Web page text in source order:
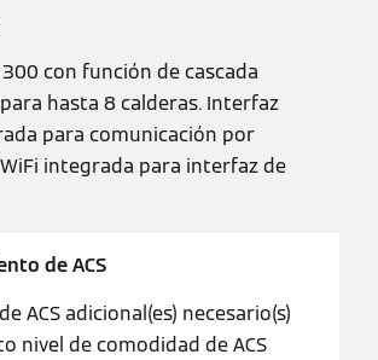
con función de cascada
hasta 8 calderas. Interfaz
para comunicación por
integrada para interfaz de
de ACS
ACS adicional(es) necesario(s)
nivel de comodidad de ACS